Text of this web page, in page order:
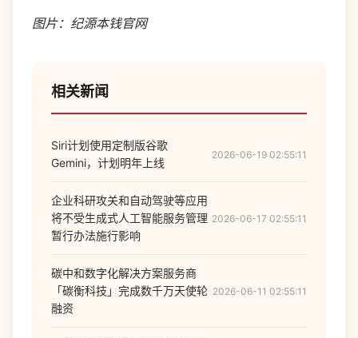
图片：纪源本钱官网
相关新闻
Siri计划使用定制版谷歌
Gemini，计划明年上线
2026-06-19 02:55:11
企业科研攻关和自动驾驶等应用
将不受生成式人工智能服务管理
暂行办法施行影响
2026-06-17 02:55:11
碳中和数字化解决方案服务商
「碳衡科技」完成数千万天使轮
融资
2026-06-11 02:55:11